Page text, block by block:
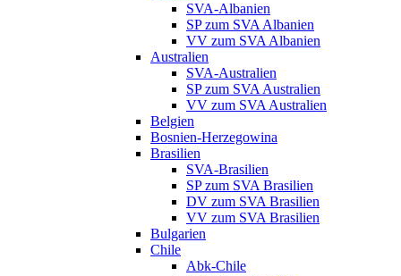
SVA-Albanien
SP zum SVA Albanien
VV zum SVA Albanien
Australien
SVA-Australien
SP zum SVA Australien
VV zum SVA Australien
Belgien
Bosnien-Herzegowina
Brasilien
SVA-Brasilien
SP zum SVA Brasilien
DV zum SVA Brasilien
VV zum SVA Brasilien
Bulgarien
Chile
Abk-Chile